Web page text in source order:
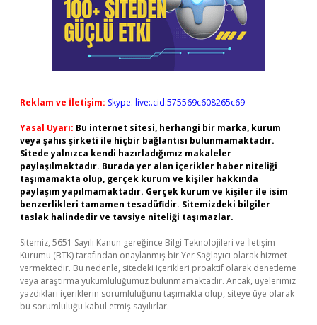
Reklam ve İletişim: Skype: live:.cid.575569c608265c69
Yasal Uyarı: Bu internet sitesi, herhangi bir marka, kurum
veya şahıs şirketi ile hiçbir bağlantısı bulunmamaktadır.
Sitede yalnızca kendi hazırladığımız makaleler
paylaşılmaktadır. Burada yer alan içerikler haber niteliği
taşımamakta olup, gerçek kurum ve kişiler hakkında
paylaşım yapılmamaktadır. Gerçek kurum ve kişiler ile isim
benzerlikleri tamamen tesadüfidir. Sitemizdeki bilgiler
taslak halindedir ve tavsiye niteliği taşımazlar.
Sitemiz, 5651 Sayılı Kanun gereğince Bilgi Teknolojileri ve İletişim
Kurumu (BTK) tarafından onaylanmış bir Yer Sağlayıcı olarak hizmet
vermektedir. Bu nedenle, sitedeki içerikleri proaktif olarak denetleme
veya araştırma yükümlülüğümüz bulunmamaktadır. Ancak, üyelerimiz
yazdıkları içeriklerin sorumluluğunu taşımakta olup, siteye üye olarak
bu sorumluluğu kabul etmiş sayılırlar.